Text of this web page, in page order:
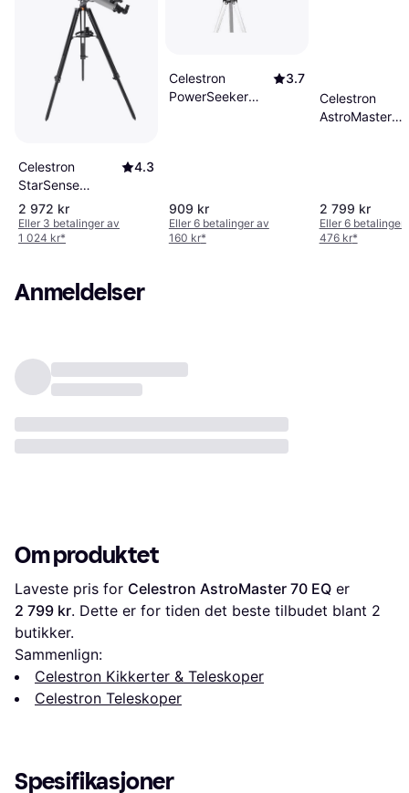
Celestron
StarSense
Explorer LT
80AZ
4.3
2 972 kr
Eller 3 betalinger av
1 024 kr*
Celestron
PowerSeeker
3.7
909 kr
Eller 6 betalinger av
160 kr*
Celestron
AstroMaster
2 799 kr
Eller 6 betalinger
476 kr*
Anmeldelser
Om produktet
Laveste pris for Celestron AstroMaster 70 EQ
2 799 kr. Dette er for tiden det beste tilbudet blant 2
butikker.
Sammenlign:
Celestron Kikkerter & Teleskoper
Celestron Teleskoper
Spesifikasjoner